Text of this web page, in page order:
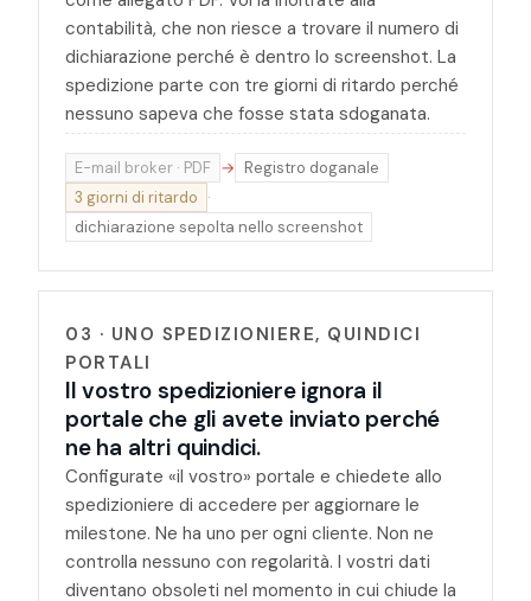
contabilità, che non riesce a trovare il numero di
dichiarazione perché è dentro lo screenshot. La
spedizione parte con tre giorni di ritardo perché
nessuno sapeva che fosse stata sdoganata.
E-mail broker · PDF → Registro doganale
3 giorni di ritardo ·
dichiarazione sepolta nello screenshot
03 · UNO SPEDIZIONIERE, QUINDICI
PORTALI
Il vostro spedizioniere ignora il
portale che gli avete inviato perché
ne ha altri quindici.
Configurate «il vostro» portale e chiedete allo
spedizioniere di accedere per aggiornare le
milestone. Ne ha uno per ogni cliente. Non ne
controlla nessuno con regolarità. I vostri dati
diventano obsoleti nel momento in cui chiude la